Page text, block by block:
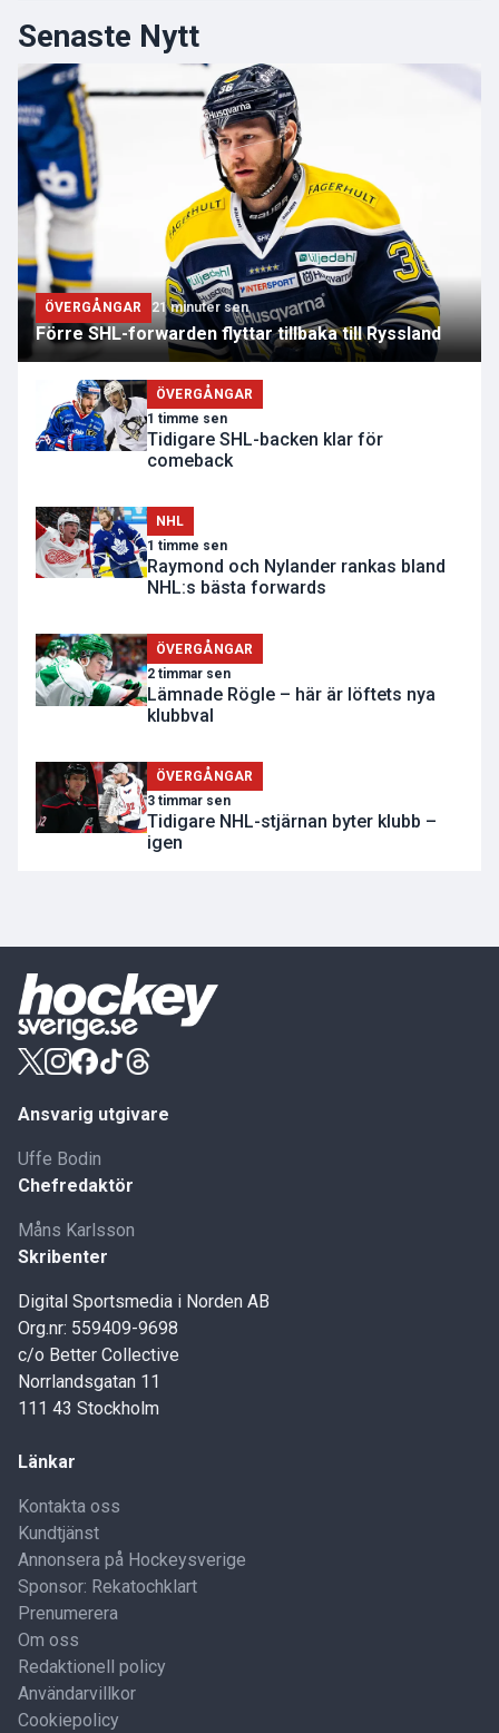
Senaste Nytt
ÖVERGÅNGAR 21 minuter sen
Förre SHL-forwarden flyttar tillbaka till Ryssland
ÖVERGÅNGAR
1 timme sen
Tidigare SHL-backen klar för
comeback
NHL
1 timme sen
Raymond och Nylander rankas bland
NHL:s bästa forwards
ÖVERGÅNGAR
2 timmar sen
Lämnade Rögle – här är löftets nya
klubbval
ÖVERGÅNGAR
3 timmar sen
Tidigare NHL-stjärnan byter klubb –
igen
Ansvarig utgivare
Uffe Bodin
Chefredaktör
Måns Karlsson
Skribenter
Digital Sportsmedia i Norden AB
Org.nr: 559409-9698
c/o Better Collective
Norrlandsgatan 11
111 43 Stockholm
Länkar
Kontakta oss
Kundtjänst
Annonsera på Hockeysverige
Sponsor: Rekatochklart
Prenumerera
Om oss
Redaktionell policy
Användarvillkor
Cookiepolicy